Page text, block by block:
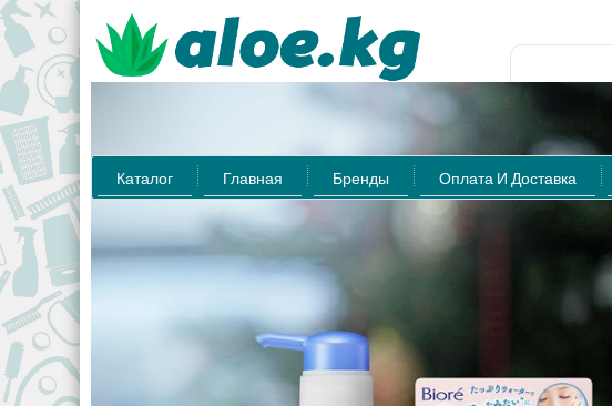
Каталог Главная Бренды Оплата И Доставка